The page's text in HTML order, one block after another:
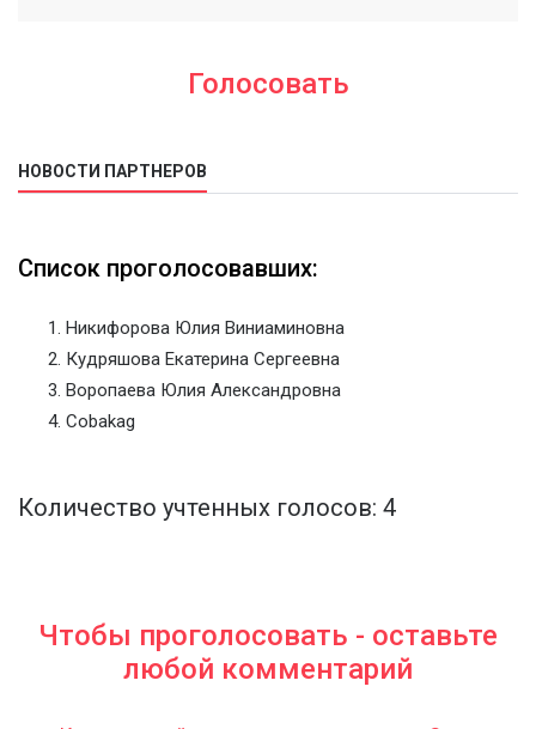
Голосовать
НОВОСТИ ПАРТНЕРОВ
Список проголосовавших:
Никифорова Юлия Виниаминовна
Кудряшова Екатерина Сергеевна
Воропаева Юлия Александровна
Cobakag
Количество учтенных голосов: 4
Чтобы проголосовать - оставьте
любой комментарий